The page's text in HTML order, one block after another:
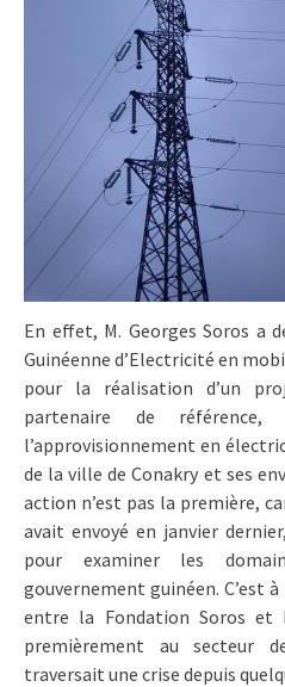
En effet, M. Georges Soros a
Guinéenne d’Electricité en
pour la réalisation d’un
partenaire de référence,
l’approvisionnement en
de la ville de Conakry et ses
action n’est pas la première,
avait envoyé en janvier
pour examiner les
gouvernement guinéen. C’est
entre la Fondation Soros et
premièrement au secteur
traversait une crise depuis